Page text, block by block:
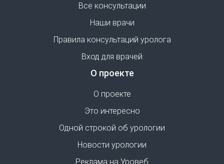
Все консультации
Наши врачи
Правила консультаций уролога
Вход для врачей
О проекте
О проекте
Это интересно
Одной строкой об урологии
Новости урологии
Реклама на Уровеб